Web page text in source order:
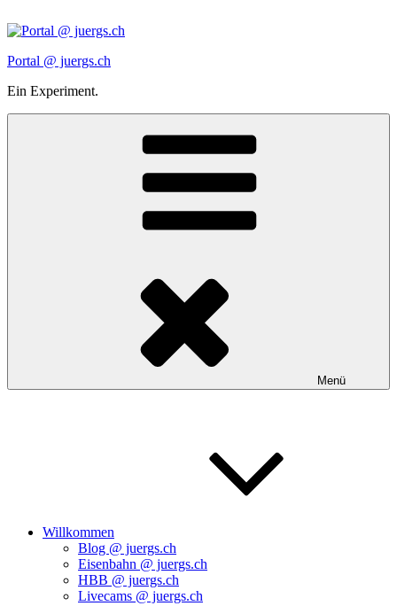
Inhalt
Portal @ juergs.ch
Ein Experiment.
Menü
Willkommen
Blog @ juergs.ch
Eisenbahn @ juergs.ch
HBB @ juergs.ch
Livecams @ juergs.ch